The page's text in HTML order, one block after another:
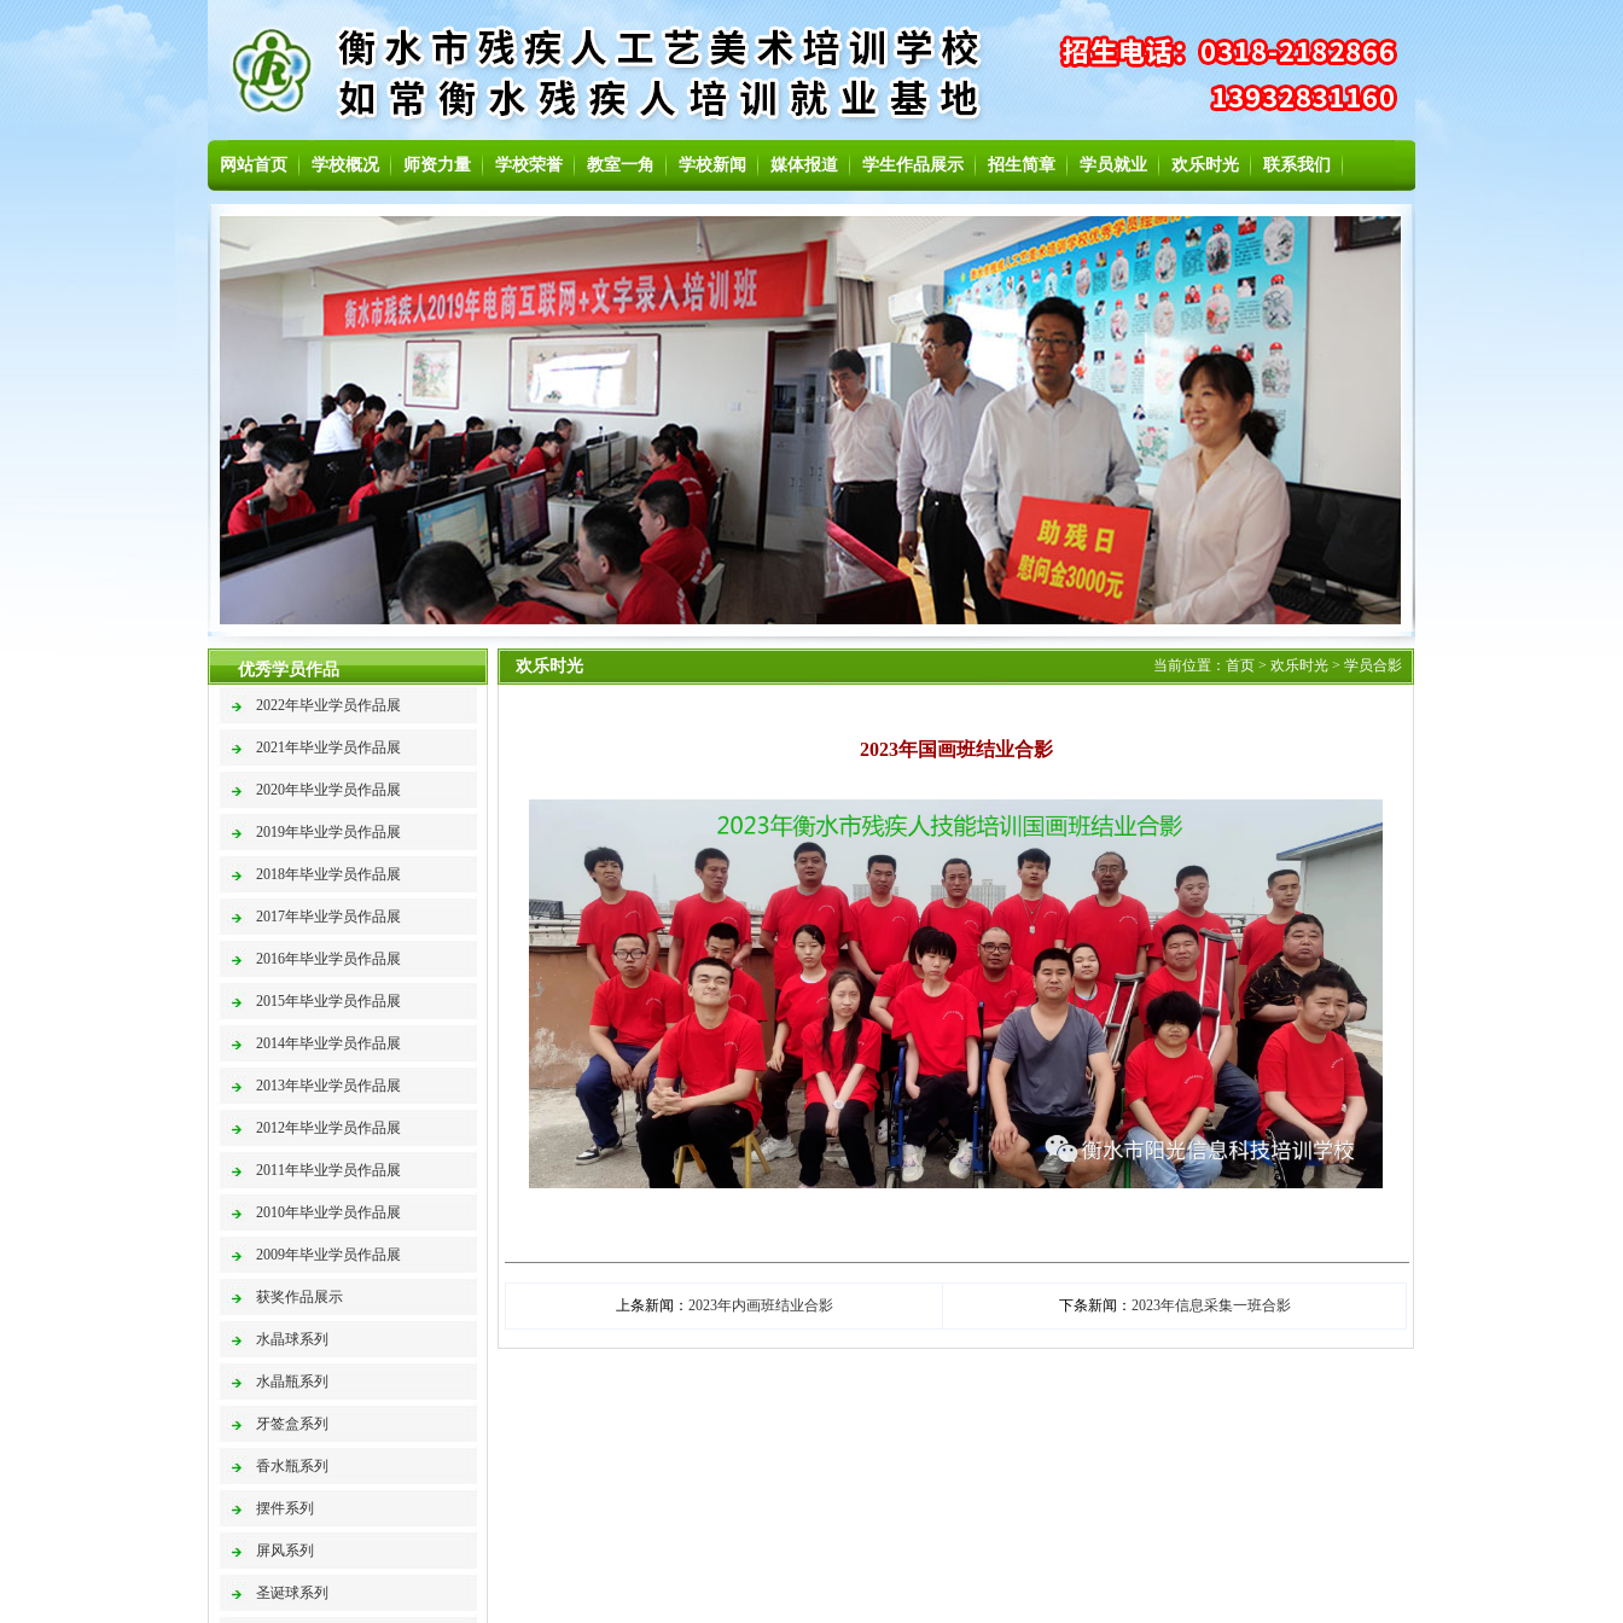
网站首页 学校概况 师资力量 学校荣誉 教室一角 学校新闻 媒体报道 学生作品展示 招生简章 学员就业 欢乐时光 联系我们
优秀学员作品
2022年毕业学员作品展
2021年毕业学员作品展
2020年毕业学员作品展
2019年毕业学员作品展
2018年毕业学员作品展
2017年毕业学员作品展
2016年毕业学员作品展
2015年毕业学员作品展
2014年毕业学员作品展
2013年毕业学员作品展
2012年毕业学员作品展
2011年毕业学员作品展
2010年毕业学员作品展
2009年毕业学员作品展
获奖作品展示
水晶球系列
水晶瓶系列
牙签盒系列
香水瓶系列
摆件系列
屏风系列
圣诞球系列
欢乐时光 当前位置： 首页 > 欢乐时光 > 学员合影
2023年国画班结业合影
上条新闻： 2023年内画班结业合影 下条新闻： 2023年信息采集一班合影